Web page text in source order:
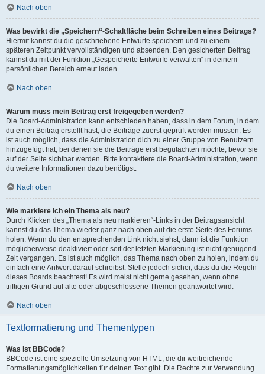
Nach oben
Was bewirkt die „Speichern“-Schaltfläche beim Schreiben eines Beitrags?
Hiermit kannst du die geschriebene Entwürfe speichern und zu einem
späteren Zeitpunkt vervollständigen und absenden. Den gesicherten Beitrag
kannst du mit der Funktion „Gespeicherte Entwürfe verwalten“ in deinem
persönlichen Bereich erneut laden.
Nach oben
Warum muss mein Beitrag erst freigegeben werden?
Die Board-Administration kann entschieden haben, dass in dem Forum, in dem
du einen Beitrag erstellt hast, die Beiträge zuerst geprüft werden müssen. Es
ist auch möglich, dass die Administration dich zu einer Gruppe von Benutzern
hinzugefügt hat, bei denen sie die Beiträge erst begutachten möchte, bevor sie
auf der Seite sichtbar werden. Bitte kontaktiere die Board-Administration, wenn
du weitere Informationen dazu benötigst.
Nach oben
Wie markiere ich ein Thema als neu?
Durch Klicken des „Thema als neu markieren“-Links in der Beitragsansicht
kannst du das Thema wieder ganz nach oben auf die erste Seite des Forums
holen. Wenn du den entsprechenden Link nicht siehst, dann ist die Funktion
möglicherweise deaktiviert oder seit der letzten Markierung ist nicht genügend
Zeit vergangen. Es ist auch möglich, das Thema nach oben zu holen, indem du
einfach eine Antwort darauf schreibst. Stelle jedoch sicher, dass du die Regeln
dieses Boards beachtest! Es wird meist nicht gerne gesehen, wenn ohne
triftigen Grund auf alte oder abgeschlossene Themen geantwortet wird.
Nach oben
Textformatierung und Thementypen
Was ist BBCode?
BBCode ist eine spezielle Umsetzung von HTML, die dir weitreichende
Formatierungsmöglichkeiten für deinen Text gibt. Die Rechte zur Verwendung